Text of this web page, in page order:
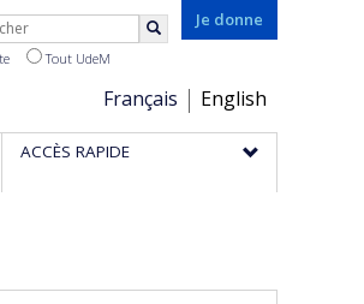
Je donne
Choix
de
la
Français English
Tout UdeM
ACCÈS RAPIDE